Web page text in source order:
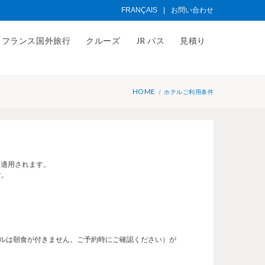
FRANÇAIS お問い合わせ
フランス国外旅行 クルーズ JR パス 見積り
HOME ホテルご利用条件
用されます。
は朝食が付きません。ご予約時にご確認ください）が